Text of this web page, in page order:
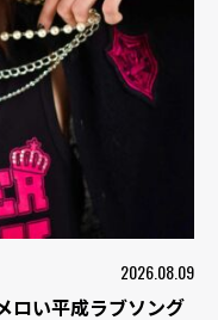
2026.08.09
ロい平成ラブソング